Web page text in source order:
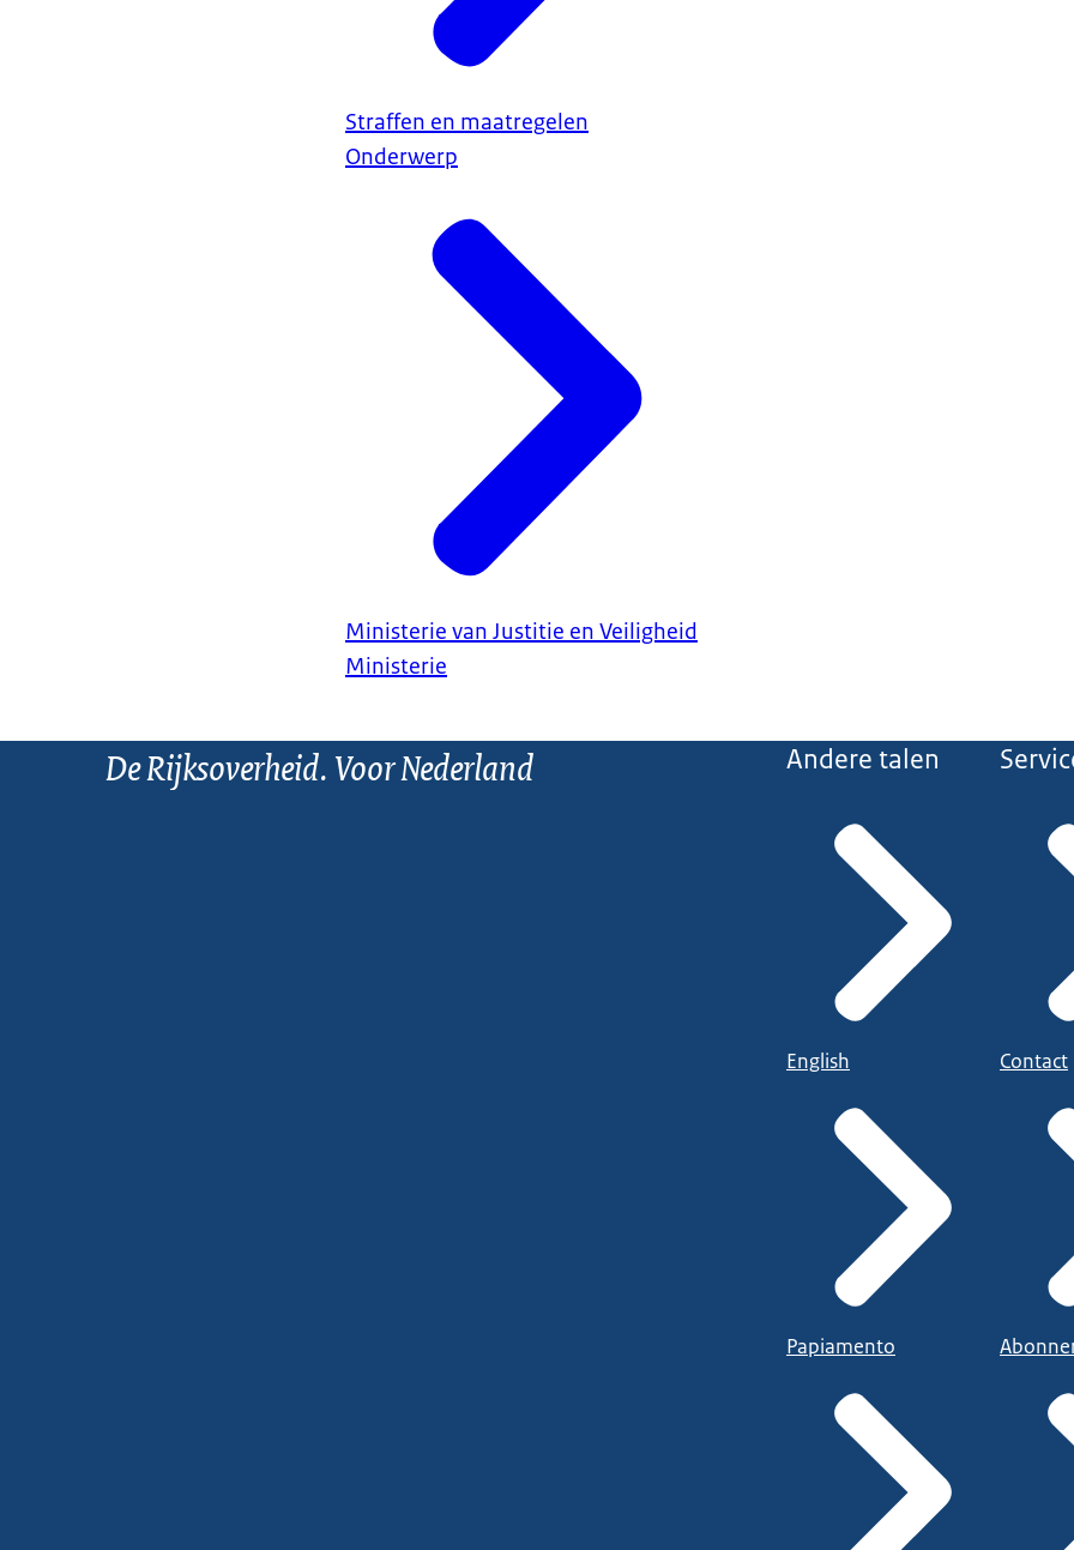
Straffen en maatregelen
Onderwerp
Ministerie van Justitie en Veiligheid
Ministerie
De Rijksoverheid. Voor Nederland Andere talen
English
Papiamento
Contact